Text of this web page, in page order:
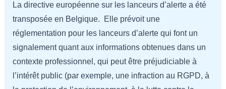
La directive européenne sur les lanceurs d’alerte a été
transposée en Belgique. Elle prévoit une
réglementation pour les lanceurs d’alerte qui font un
signalement quant aux informations obtenues dans un
contexte professionnel, qui peut être préjudiciable à
l’intérêt public (par exemple, une infraction au RGPD, à